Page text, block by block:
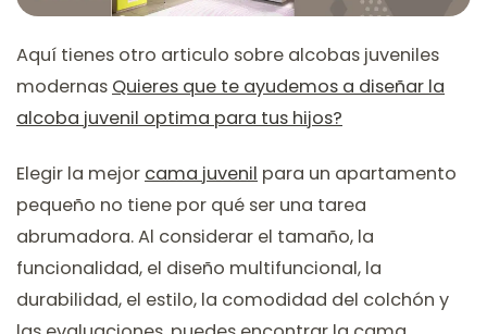
Aquí tienes otro articulo sobre alcobas juveniles
modernas Quieres que te ayudemos a diseñar la
alcoba juvenil optima para tus hijos?
Elegir la mejor cama juvenil para un apartamento
pequeño no tiene por qué ser una tarea
abrumadora. Al considerar el tamaño, la
funcionalidad, el diseño multifuncional, la
durabilidad, el estilo, la comodidad del colchón y